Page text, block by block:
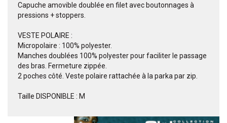
Capuche amovible doublée en filet avec boutonnages à
pressions + stoppers.
VESTE POLAIRE :
Micropolaire : 100% polyester.
Manches doublées 100% polyester pour faciliter le passage
des bras. Fermeture zippée.
2 poches côté. Veste polaire rattachée à la parka par zip.
Taille DISPONIBLE : M